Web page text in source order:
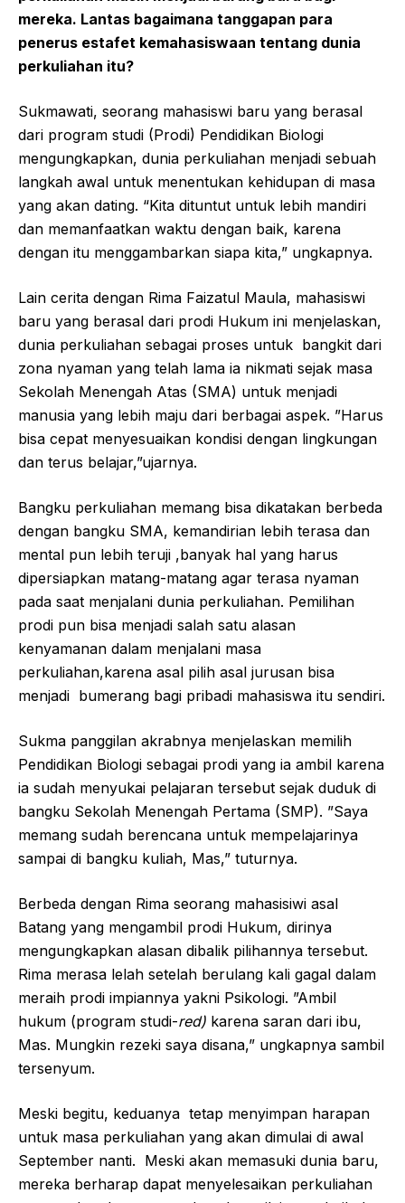
mereka. Lantas bagaimana tanggapan para
penerus estafet kemahasiswaan tentang dunia
perkuliahan itu?
Sukmawati, seorang mahasiswi baru yang berasal
dari program studi (Prodi) Pendidikan Biologi
mengungkapkan, dunia perkuliahan menjadi sebuah
langkah awal untuk menentukan kehidupan di masa
yang akan dating. “Kita dituntut untuk lebih mandiri
dan memanfaatkan waktu dengan baik, karena
dengan itu menggambarkan siapa kita,” ungkapnya.
Lain cerita dengan Rima Faizatul Maula, mahasiswi
baru yang berasal dari prodi Hukum ini menjelaskan,
dunia perkuliahan sebagai proses untuk bangkit dari
zona nyaman yang telah lama ia nikmati sejak masa
Sekolah Menengah Atas (SMA) untuk menjadi
manusia yang lebih maju dari berbagai aspek. ”Harus
bisa cepat menyesuaikan kondisi dengan lingkungan
dan terus belajar,”ujarnya.
Bangku perkuliahan memang bisa dikatakan berbeda
dengan bangku SMA, kemandirian lebih terasa dan
mental pun lebih teruji ,banyak hal yang harus
dipersiapkan matang-matang agar terasa nyaman
pada saat menjalani dunia perkuliahan. Pemilihan
prodi pun bisa menjadi salah satu alasan
kenyamanan dalam menjalani masa
perkuliahan,karena asal pilih asal jurusan bisa
menjadi bumerang bagi pribadi mahasiswa itu sendiri.
Sukma panggilan akrabnya menjelaskan memilih
Pendidikan Biologi sebagai prodi yang ia ambil karena
ia sudah menyukai pelajaran tersebut sejak duduk di
bangku Sekolah Menengah Pertama (SMP). ”Saya
memang sudah berencana untuk mempelajarinya
sampai di bangku kuliah, Mas,” tuturnya.
Berbeda dengan Rima seorang mahasisiwi asal
Batang yang mengambil prodi Hukum, dirinya
mengungkapkan alasan dibalik pilihannya tersebut.
Rima merasa lelah setelah berulang kali gagal dalam
meraih prodi impiannya yakni Psikologi. ”Ambil
hukum (program studi-red) karena saran dari ibu,
Mas. Mungkin rezeki saya disana,” ungkapnya sambil
tersenyum.
Meski begitu, keduanya tetap menyimpan harapan
untuk masa perkuliahan yang akan dimulai di awal
September nanti. Meski akan memasuki dunia baru,
mereka berharap dapat menyelesaikan perkuliahan